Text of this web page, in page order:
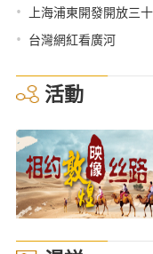
• 上海浦東開發開放三
• 台灣網紅看廣河
活動